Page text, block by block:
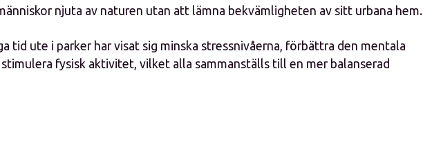
njuta av naturen utan att lämna bekvämligheten av sitt urbana hem.
tid ute i parker har visat sig minska stressnivåerna, förbättra den mentala
stimulera fysisk aktivitet, vilket alla sammanställs till en mer balanserad